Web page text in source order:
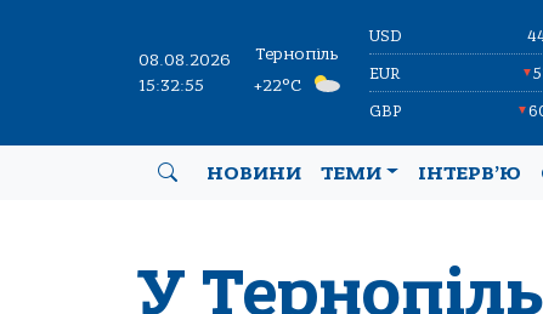
08.08.2026
15:32:56
Тернопіль
+22°C
USD
EUR ▼
GBP ▼
НОВИНИ ТЕМИ ІНТЕРВ’Ю
У